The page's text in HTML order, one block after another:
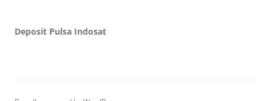
Deposit Pulsa Indosat